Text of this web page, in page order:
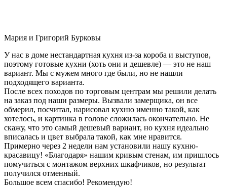
Мария и Григорий Бурковы
У нас в доме нестандартная кухня из-за короба и выступов,
поэтому готовые кухни (хоть они и дешевле) — это не наш
вариант. Мы с мужем много где были, но не нашли
подходящего варианта.
После всех походов по торговым центрам мы решили делать
на заказ под наши размеры. Вызвали замерщика, он все
обмерил, посчитал, нарисовал кухню именно такой, как
хотелось, и картинка в голове сложилась окончательно. Не
скажу, что это самый дешевый вариант, но кухня идеально
вписалась и цвет выбрала такой, как мне нравится.
Примерно через 2 недели нам установили нашу кухню-
красавицу! «Благодаря» нашим кривым стенам, им пришлось
помучиться с монтажом верхних шкафчиков, но результат
получился отменный.
Большое всем спасибо! Рекомендую!